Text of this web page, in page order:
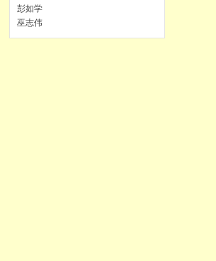
彭如学
巫志伟